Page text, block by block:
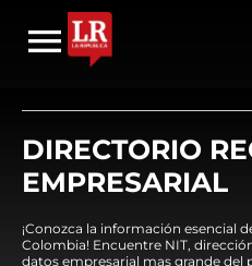
DIRECTORIO
EMPRESARIAL
¡Conozca la información esencial
Colombia! Encuentre NIT,
datos empresarial mas grande del